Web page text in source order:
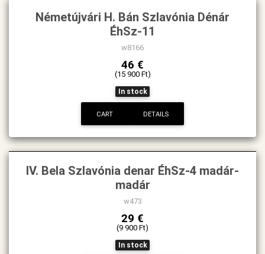
Németújvári H. Bán Szlavónia Dénár
ÉhSz-11
w8166
46 €
(15 900 Ft)
In stock
CART DETAILS
IV. Bela Szlavónia denar ÉhSz-4 madár-
madár
w473
29 €
(9 900 Ft)
In stock